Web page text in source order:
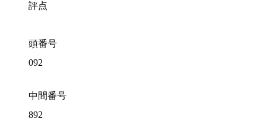
評点
頭番号
092
中間番号
892